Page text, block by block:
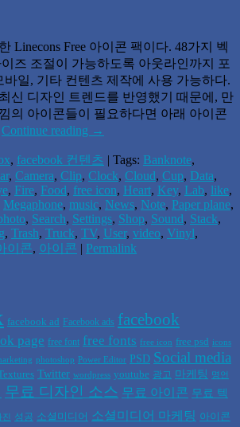
Linecons Free 아이콘 팩이다. 48가지 벡
즈 조절이 가능하도록 아웃라인까지 포
바일, 기타 컨텐츠 제작에 사용 가능하다.
신 디자인 트렌드를 반영했기 때문에, 만
의 아이콘들이 필요하다면 아래 아이콘
Continue reading →
, facebook 컨텐츠 | Tags: Banknote,
, Camera, Clip, Clock, Cloud, Cup, Data,
, Fire, Food, free icon, Heart, Key, Lab, like,
Megaphone, music, News, Note, Paper plane,
, Search, Settings, Shop, Sound, Stack,
, Trash, Truck, TV, User, video, Vinyl,
이콘, 아이콘 | Permalink
facebook ad Facebook ads facebook
page free font free fonts free icon free psd icons
photoshop Power Editor PSD Social media
Twitter wordpress youtube 광고 마케팅 명언
무료 디자인 소스 무료 아이콘 무료 텍
진 성공 소셜미디어 소셜미디어 마케팅 아이콘